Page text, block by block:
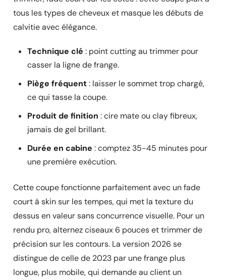
tous les types de cheveux et masque les débuts de
calvitie avec élégance.
Technique clé : point cutting au trimmer pour
casser la ligne de frange.
Piège fréquent: laisser le sommet trop chargé,
ce qui tasse la coupe.
Produit de finition : cire mate ou clay fibreux,
jamais de gel brillant.
Durée en cabine : comptez 35-45 minutes pour
une première exécution.
Cette coupe fonctionne parfaitement avec un fade
court à skin sur les tempes, qui met la texture du
dessus en valeur sans concurrence visuelle. Pour un
rendu pro, alternez ciseaux 6 pouces et trimmer de
précision sur les contours. La version 2026 se
distingue de celle de 2023 par une frange plus
longue, plus mobile, qui demande au client un